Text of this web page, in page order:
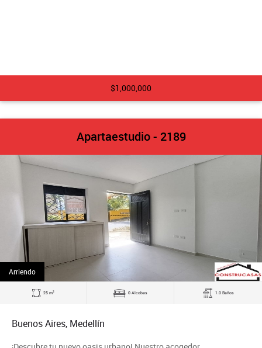
$1,000,000
Apartaestudio - 2189
Arriendo
25 m2 0 Alcobas 1.0 Baños
Buenos Aires, Medellín